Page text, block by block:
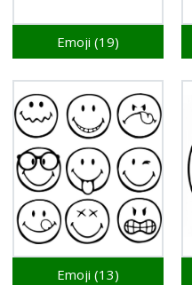
Emoji (19)
Emoji (13)